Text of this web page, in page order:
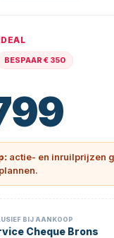
BESPAAR € 350
actie- en inruilprijzen
BIJ AANKOOP
Cheque Brons